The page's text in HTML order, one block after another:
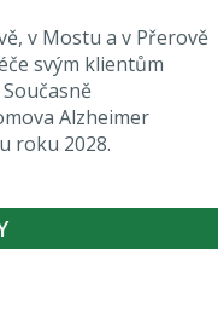
v Mostu a v Přerově
svým klientům
Alzheimer
roku 2028.